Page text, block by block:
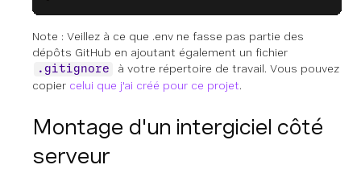
Note : Veillez à ce que .env ne fasse pas partie des
dépôts GitHub en ajoutant également un fichier
.gitignore
à votre répertoire de travail. Vous pouvez
copier celui que j'ai créé pour ce projet.
Montage d'un intergiciel côté
serveur